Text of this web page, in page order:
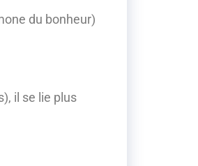
du bonheur)
il se lie plus